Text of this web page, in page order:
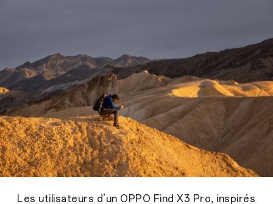
Les utilisateurs d’un OPPO Find X3 Pro, inspirés